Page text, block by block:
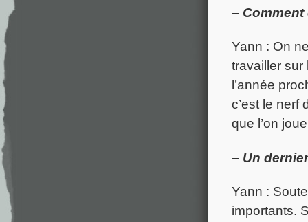
– Comment
Yann : On
travailler sur
l’année
c’est le nerf
que l’on
– Un
Yann :
importants.